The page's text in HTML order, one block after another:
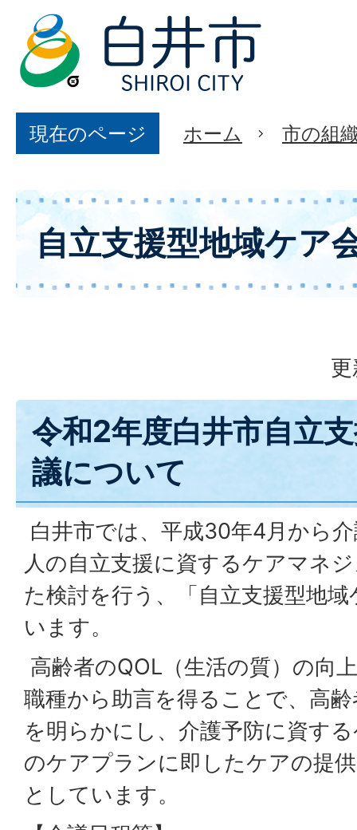
現在のページ ホーム 市の組
自立支援型地域ケア
令和2年度白井市自立
議について
白井市では、平成30年4月から
人の自立支援に資するケアマネ
た検討を行う、「自立支援型地
います。
高齢者のQOL（生活の質）の向
職種から助言を得ることで、高
を明らかにし、介護予防に資す
のケアプランに即したケアの提
としています。